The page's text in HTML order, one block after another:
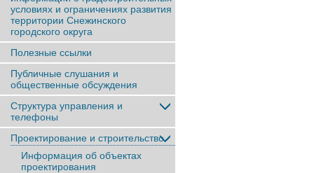
условиях и ограничениях развития
территории Снежинского
городского округа
Полезные ссылки
Публичные слушания и
общественные обсуждения
Структура управления и
телефоны
Проектирование и строительство
Информация об объектах
проектирования